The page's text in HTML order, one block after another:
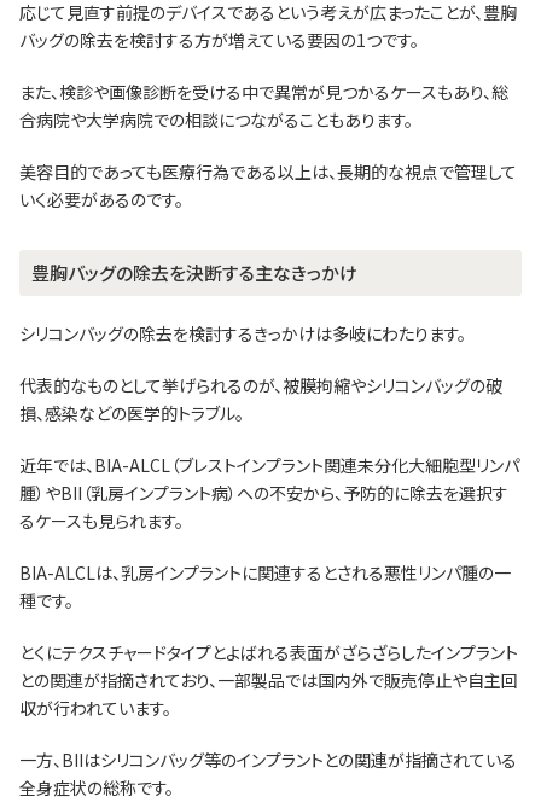
応じて見直す前提のデバイスであるという考えが広まったことが、豊胸
バッグの除去を検討する方が増えている要因の1つです。
また、検診や画像診断を受ける中で異常が見つかるケースもあり、総
合病院や大学病院での相談につながることもあります。
美容目的であっても医療行為である以上は、長期的な視点で管理して
いく必要があるのです。
豊胸バッグの除去を決断する主なきっかけ
シリコンバッグの除去を検討するきっかけは多岐にわたります。
代表的なものとして挙げられるのが、被膜拘縮やシリコンバッグの破
損、感染などの医学的トラブル。
近年では、BIA-ALCL（ブレストインプラント関連未分化大細胞型リンパ
腫）やBII（乳房インプラント病）への不安から、予防的に除去を選択す
るケースも見られます。
BIA-ALCLは、乳房インプラントに関連するとされる悪性リンパ腫の一
種です。
とくにテクスチャードタイプとよばれる表面がざらざらしたインプラント
との関連が指摘されており、一部製品では国内外で販売停止や自主回
収が行われています。
一方、BIIはシリコンバッグ等のインプラントとの関連が指摘されている
全身症状の総称です。